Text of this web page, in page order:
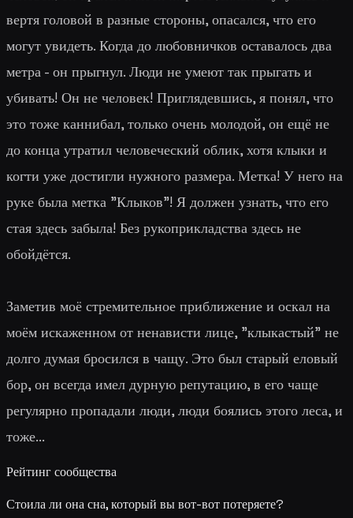
вертя головой в разные стороны, опасался, что его
могут увидеть. Когда до любовничков оставалось два
метра - он прыгнул. Люди не умеют так прыгать и
убивать! Он не человек! Приглядевшись, я понял, что
это тоже каннибал, только очень молодой, он ещё не
до конца утратил человеческий облик, хотя клыки и
когти уже достигли нужного размера. Метка! У него на
руке была метка "Клыков"! Я должен узнать, что его
стая здесь забыла! Без рукоприкладства здесь не
обойдётся.
Заметив моё стремительное приближение и оскал на
моём искаженном от ненависти лице, "клыкастый" не
долго думая бросился в чащу. Это был старый еловый
бор, он всегда имел дурную репутацию, в его чаще
регулярно пропадали люди, люди боялись этого леса, и
тоже...
Рейтинг сообщества
Стоила ли она сна, который вы вот-вот потеряете?